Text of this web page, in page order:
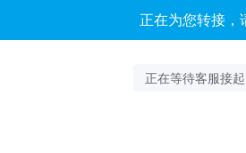
正在为您转接，
正在等待客服接